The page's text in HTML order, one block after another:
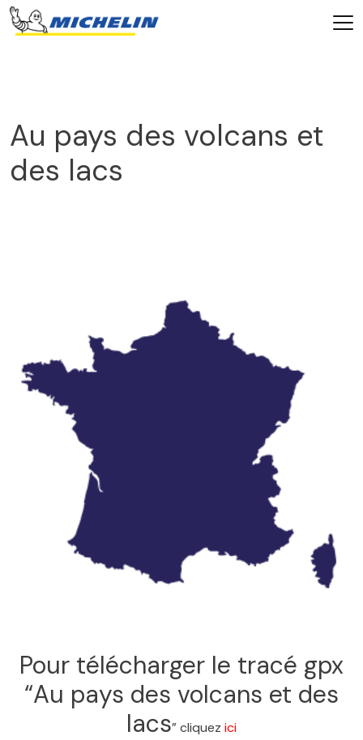
Au pays des volcans et
des lacs
Pour télécharger le tracé gpx
“Au pays des volcans et des
lacs” cliquez ici